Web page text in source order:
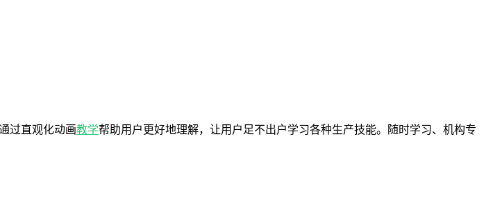
过直观化动画教学帮助用户更好地理解，让用户足不出户学习各种生产技能。随时学习、机构专